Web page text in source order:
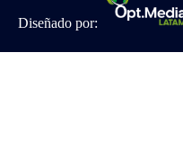
Diseñado por: